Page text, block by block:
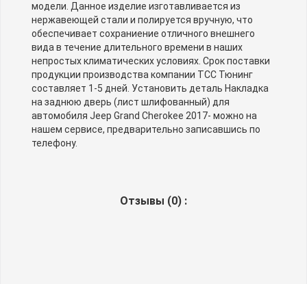
модели. Данное изделие изготавливается из
нержавеющей стали и полируется вручную, что
обеспечивает сохраниение отличного внешнего
вида в течение длительного времени в наших
непростых климатических условиях. Срок поставки
продукции производства компании TCC Тюнинг
составляет 1-5 дней. Установить деталь Накладка
на заднюю дверь (лист шлифованный) для
автомобиля Jeep Grand Cherokee 2017- можно на
нашем сервисе, предварительно записавшись по
телефону.
Отзывы (0) :